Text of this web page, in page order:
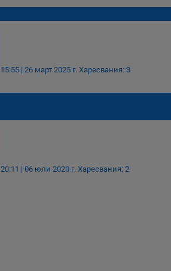
15:55 | 26 март 2025 г. Харесвания: 3
20:11 | 06 юли 2020 г. Харесвания: 2